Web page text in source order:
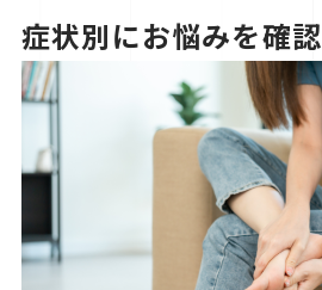
症状別にお悩みを確認